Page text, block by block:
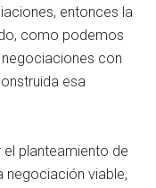
entonces la
como podemos
con
esa
planteamiento de
negociación viable,